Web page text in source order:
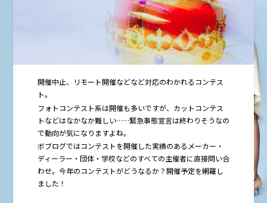
開催中止、リモート開催などなど対応のわかれるコンテス
ト。
フォトコンテスト系は開催も多いですが、カットコンテス
トなどはなかなか難しい……緊急事態宣言は終わりそうなの
で動向が気になりますよね。
ボブログではコンテストを開催した実績のあるメーカー・
ディーラー・団体・学校などのすべての主催者に直接問い合
わせ。今年のコンテストがどうなるか？開催予定を網羅し
ました！